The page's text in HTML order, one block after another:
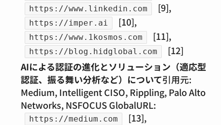
https://www.linkedin.com [9],
https://imper.ai [10],
https://www.1kosmos.com [11],
https://blog.hidglobal.com
[12]
AIによる認証の進化とソリューション（適応型
認証、振る舞い分析など）について引用元:
Medium, Intelligent CISO, Rippling, Palo Alto
Networks, NSFOCUS GlobalURL:
https://medium.com [13],